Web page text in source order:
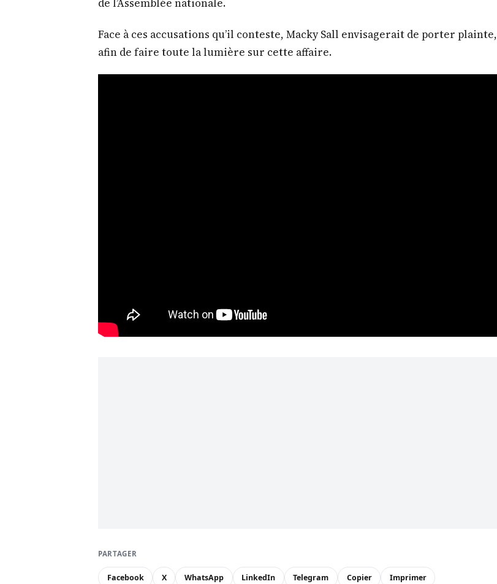
de l’Assemblée nationale.
Face à ces accusations qu’il conteste, Macky Sall envisagerait de porter plainte,
afin de faire toute la lumière sur cette affaire.
PARTAGER
Facebook X WhatsApp LinkedIn Telegram Copier Imprimer